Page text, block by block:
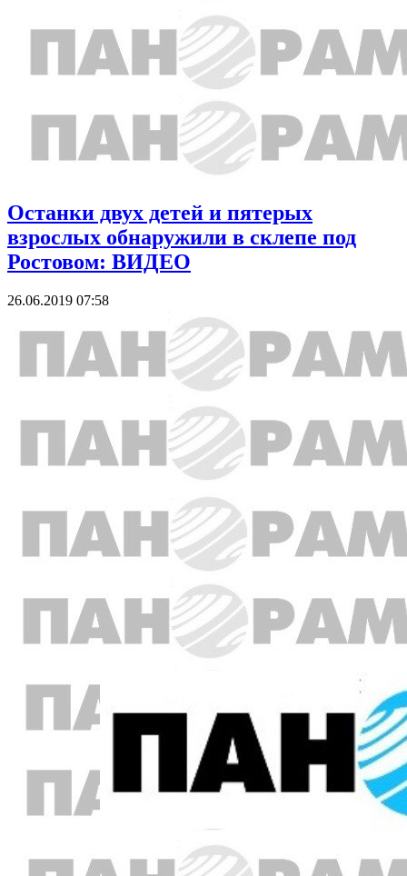
Останки двух детей и пятерых
взрослых обнаружили в склепе под
Ростовом: ВИДЕО
26.06.2019 07:58